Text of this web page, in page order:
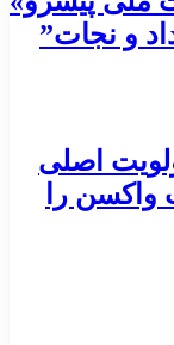
و نجات”
اصلی
را